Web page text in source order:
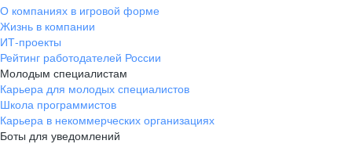
О компаниях в игровой форме
Жизнь в компании
ИТ-проекты
Рейтинг работодателей России
Молодым специалистам
Карьера для молодых специалистов
Школа программистов
Карьера в некоммерческих организациях
Боты для уведомлений